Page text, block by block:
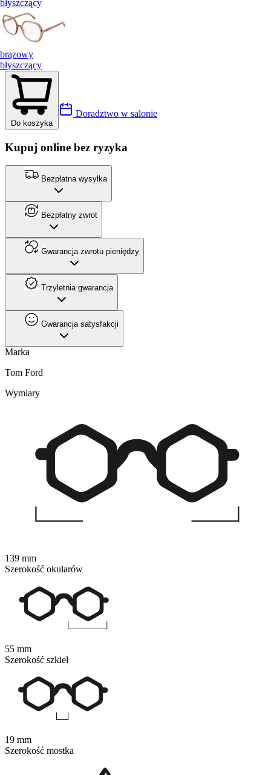
błyszczący
brązowy
błyszczący
Do koszyka
Doradztwo w salonie
Kupuj online bez ryzyka
Bezpłatna wysyłka
Bezpłatny zwrot
Gwarancja zwrotu pieniędzy
Trzyletnia gwarancja
Gwarancja satysfakcji
Marka
Tom Ford
Wymiary
139 mm
Szerokość okularów
55 mm
Szerokość szkieł
19 mm
Szerokość mostka